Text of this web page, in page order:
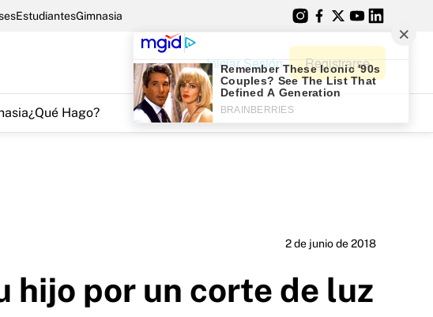
EstudiantesGimnasia
Iniciar Sesión Registrarse
¿Qué Hago?
2 de junio de 2018
hijo por un corte de luz